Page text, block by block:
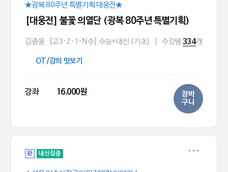
★광복 80주년 특별기획 대웅전★
[대웅전] 불꽃 의열단 (광복 80주년 특별기획)
김종웅 [고3·2·1·N수] 수능+내신 (기초) 수강평 334개
OT/강의 맛보기
강좌 16,000원
장바
구니
완 내신집중